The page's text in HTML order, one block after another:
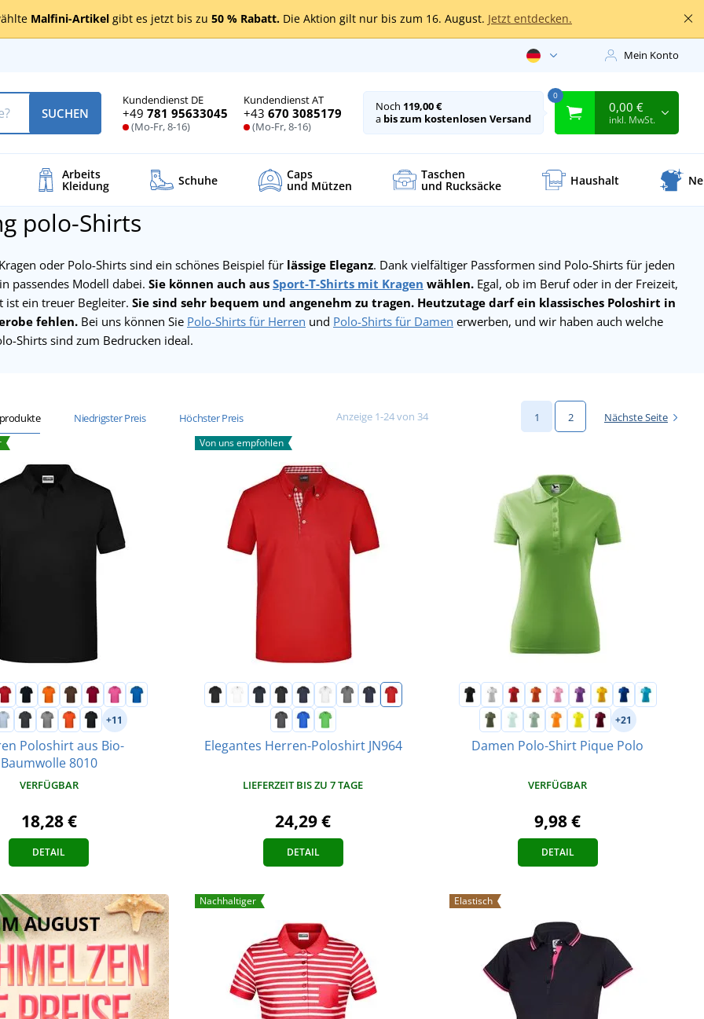
Malfini-Artikel gibt es jetzt bis zu 50 % Rabatt. Die Aktion gilt nur bis zum 16. August. Jetzt entdecken.
Mein Konto
Kundendienst DE
+49 781 95633045
(Mo-Fr, 8-16)
Kundendienst AT
+43 670 3085179
(Mo-Fr, 8-16)
SUCHEN Noch 119,00 €
a bis zum kostenlosen Versand
0
0,00 €
inkl. MwSt.
Arbeits
Kleidung Schuhe Caps
und Mützen
Taschen
und Rucksäcke Haushalt
polo-Shirts
oder Polo-Shirts sind ein schönes Beispiel für lässige Eleganz. Dank vielfältiger Passformen sind Polo-Shirts für jeden
passendes Modell dabei. Sie können auch aus Sport-T-Shirts mit Kragen wählen. Egal, ob im Beruf oder in der Freizeit,
ist ein treuer Begleiter. Sie sind sehr bequem und angenehm zu tragen. Heutzutage darf ein klassisches Poloshirt in
fehlen. Bei uns können Sie Polo-Shirts für Herren und Polo-Shirts für Damen erwerben, und wir haben auch welche
Shirts sind zum Bedrucken ideal.
Niedrigster Preis Höchster Preis Anzeige 1-24 von 34 1 2 Nächste Seite
+11
Poloshirt aus Bio-
Baumwolle 8010
VERFÜGBAR
18,28 €
DETAIL
Von uns empfohlen
Elegantes Herren-Poloshirt JN964
LIEFERZEIT BIS ZU 7 TAGE
24,29 €
DETAIL
+21
Damen Polo-Shirt Pique Polo
VERFÜGBAR
9,98 €
DETAIL
Nachhaltiger Elastisch